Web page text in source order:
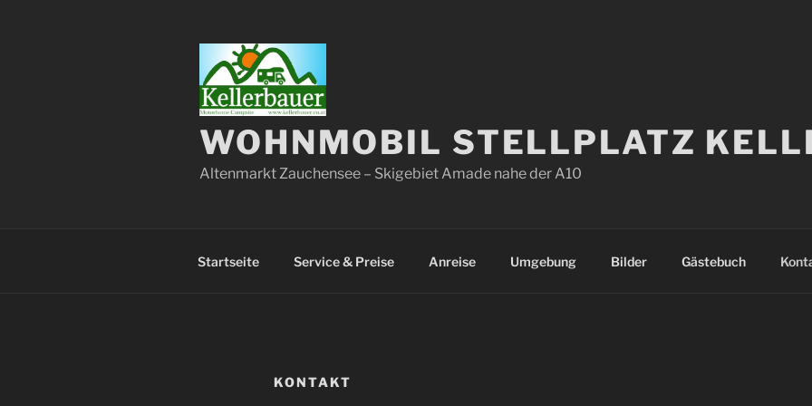
WOHNMOBIL STELLPLATZ
Altenmarkt Zauchensee – Skigebiet Amade nahe der A10
Startseite Service & Preise Anreise Umgebung Bilder Gästebuch
KONTAKT